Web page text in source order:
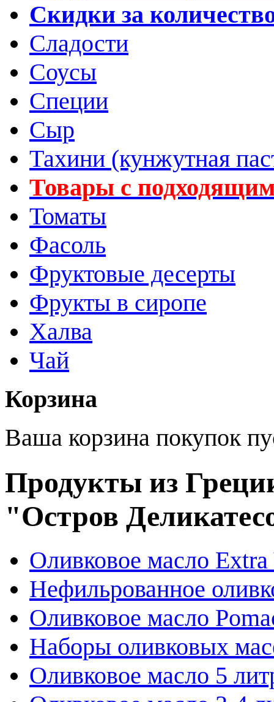
Скидки за
Сладости
Соусы
Специи
Сыр
Тахини (кунжутная
Товары с
Томаты
Фасоль
Фруктовые десерты
Фрукты в сиропе
Халва
Чай
Корзина
Ваша корзина покупок
Продукты из
"Остров
Оливковое масло
Нефильрованное
Оливковое масло
Наборы оливковых
Оливковое масло 5